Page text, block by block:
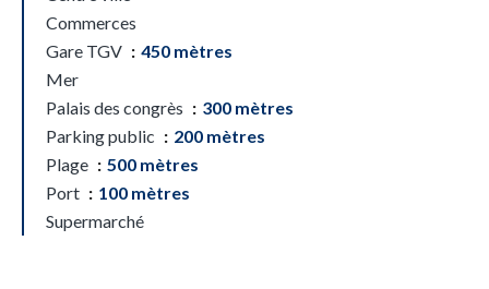
Commerces
Gare TGV
450 mètres
Mer
Palais des congrès
300 mètres
Parking public
200 mètres
Plage
500 mètres
Port
100 mètres
Supermarché